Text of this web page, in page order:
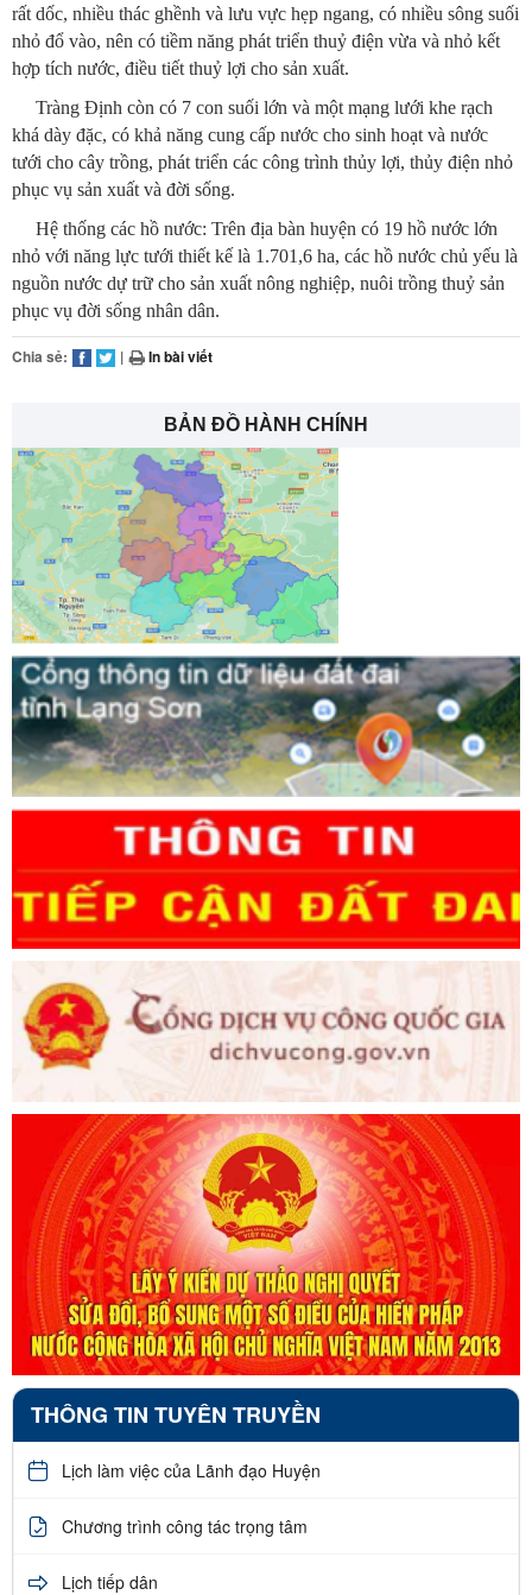
rất dốc, nhiều thác ghềnh và lưu vực hẹp ngang, có nhiều sông suối
nhỏ đổ vào, nên có tiềm năng phát triển thuỷ điện vừa và nhỏ kết
hợp tích nước, điều tiết thuỷ lợi cho sản xuất.
Tràng Định còn có 7 con suối lớn và một mạng lưới khe rạch
khá dày đặc, có khả năng cung cấp nước cho sinh hoạt và nước
tưới cho cây trồng, phát triển các công trình thủy lợi, thủy điện nhỏ
phục vụ sản xuất và đời sống.
Hệ thống các hồ nước: Trên địa bàn huyện có 19 hồ nước lớn
nhỏ với năng lực tưới thiết kế là 1.701,6 ha, các hồ nước chủ yếu là
nguồn nước dự trữ cho sản xuất nông nghiệp, nuôi trồng thuỷ sản
phục vụ đời sống nhân dân.
Chia sẻ: | In bài viết
BẢN ĐỒ HÀNH CHÍNH
THÔNG TIN TUYÊN TRUYỀN
Lịch làm việc của Lãnh đạo Huyện
Chương trình công tác trọng tâm
Lịch tiếp dân